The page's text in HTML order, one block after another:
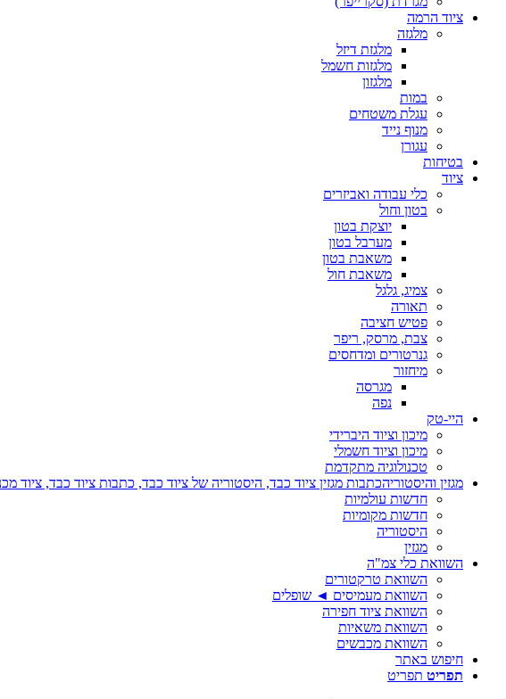
ציוד הרמה
מלגזה
מלגזת דיזל
מלגזות חשמל
מלגזון
במות
עגלת משטחים
מנוף נייד
עגורן
בטיחות
ציוד
כלי עבודה ואביזרים
בטון וחול
יוצקת בטון
מערבל בטון
משאבת בטון
משאבת חול
צמיג, גלגל
תאורה
פטיש חציבה
צבת, מרסק, ריפר
גנרטורים ומדחסים
מיחזור
מגרסה
נפה
היי-טק
מיכון וציוד היברידי
מיכון וציוד חשמלי
טכנולוגיה מתקדמת
מגזין והיסטוריהכתבות מגזין ציוד כבד, היסטוריה של ציוד כבד, כתבות ציוד כבד, ציוד
חדשות עולמיות
חדשות מקומיות
היסטוריה
מגזין
השוואת כלי צמ"ה
השוואת טרקטורים
השוואת מעמיסים ◄ שופלים
השוואת ציוד חפירה
השוואת משאיות
השוואת מכבשים
חיפוש באתר
תפריט תפריט